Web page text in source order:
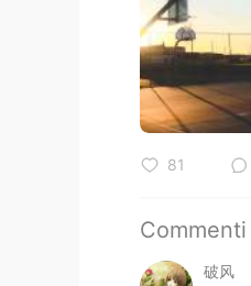
81
Commenti
破风